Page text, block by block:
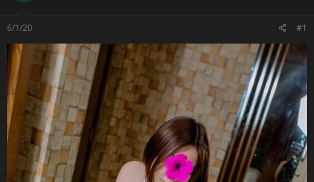
s
t
a
t
e
6/1/20 #1